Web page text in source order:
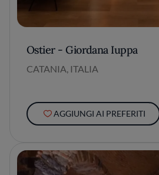
Ostier - Giordana Iuppa
CATANIA, ITALIA
AGGIUNGI AI PREFERITI